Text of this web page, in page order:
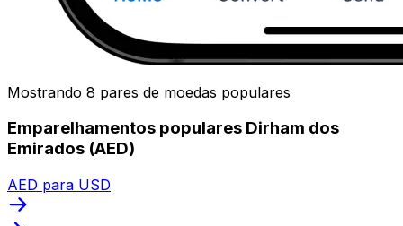
Mostrando 8 pares de moedas populares
Emparelhamentos populares Dirham dos
Emirados (AED)
AED para USD